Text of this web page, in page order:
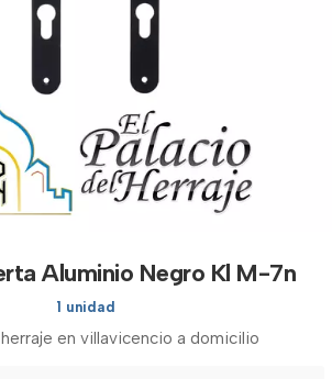
Aluminio Negro Kl M-7n
1 unidad
en villavicencio a domicilio